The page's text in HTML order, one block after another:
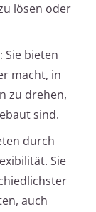
lösen oder
Sie bieten
macht, in
zu drehen,
sind.
durch
Sie
auch